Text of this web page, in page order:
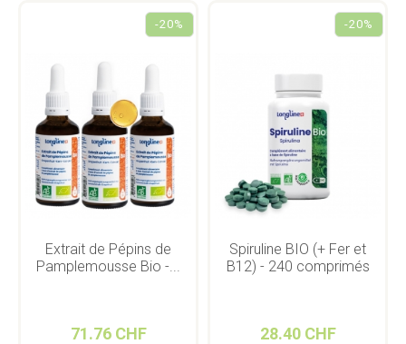
-20%
Extrait de Pépins de
Pamplemousse Bio -...
71.76 CHF
-20%
Spiruline BIO (+ Fer et
B12) - 240 comprimés
28.40 CHF